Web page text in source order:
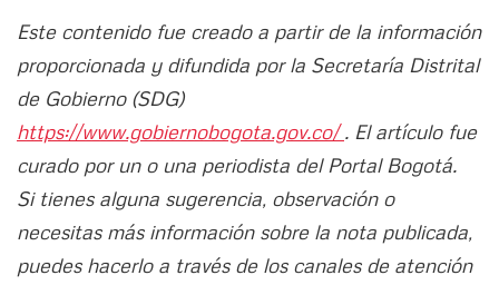
Este contenido fue creado a partir de la información
proporcionada y difundida por la Secretaría Distrital
de Gobierno (SDG)
https://www.gobiernobogota.gov.co/. El artículo fue
curado por un o una periodista del Portal Bogotá.
Si tienes alguna sugerencia, observación o
necesitas más información sobre la nota publicada,
puedes hacerlo a través de los canales de atención